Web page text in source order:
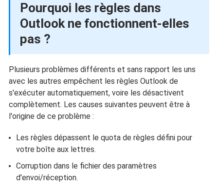
Pourquoi les règles dans
Outlook ne fonctionnent-elles
pas ?
Plusieurs problèmes différents et sans rapport les uns
avec les autres empêchent les règles Outlook de
s'exécuter automatiquement, voire les désactivent
complètement. Les causes suivantes peuvent être à
l'origine de ce problème :
Les règles dépassent le quota de règles défini pour
votre boîte aux lettres.
Corruption dans le fichier des paramètres
d'envoi/réception.